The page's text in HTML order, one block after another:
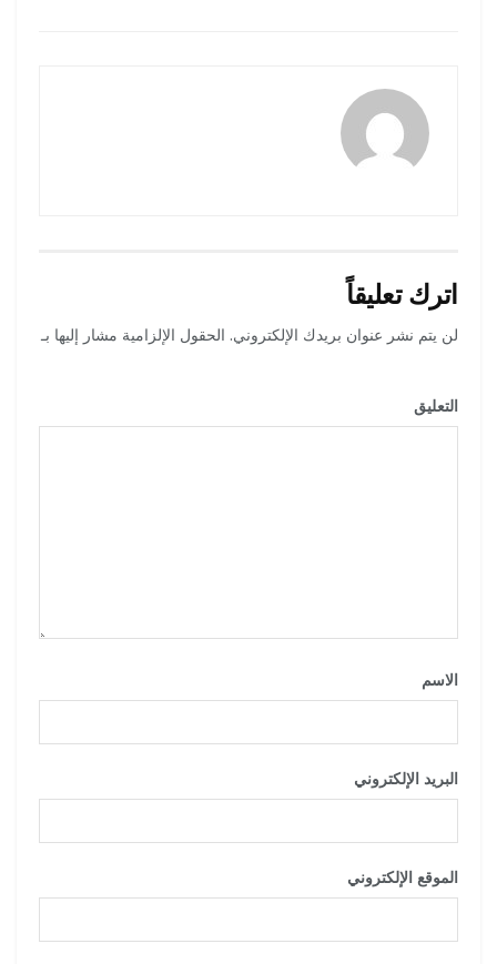
اترك تعليقاً
لن يتم نشر عنوان بريدك الإلكتروني. الحقول الإلزامية مشار إليها بـ
التعليق
الاسم
البريد الإلكتروني
الموقع الإلكتروني